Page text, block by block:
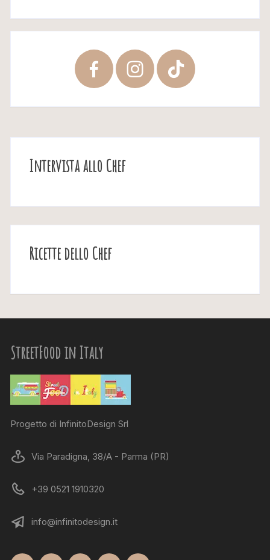
Intervista allo Chef
Ricette dello Chef
StreetFood in Italy
Progetto di InfinitoDesign Srl
Via Paradigna, 38/A - Parma (PR)
+39 0521 1910320
info@infinitodesign.it